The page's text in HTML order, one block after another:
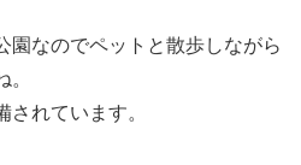
園なのでペットと散歩しながら
されています。